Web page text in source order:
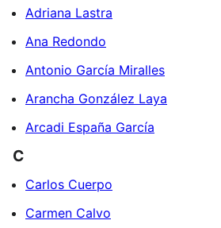
Adriana Lastra
Ana Redondo
Antonio García Miralles
Arancha González Laya
Arcadi España García
C
Carlos Cuerpo
Carmen Calvo